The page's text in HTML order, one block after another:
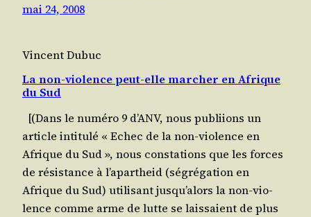
mai 24, 2008
Vincent Dubuc
La non-violence peut-elle marcher en Afrique
du Sud
[(Dans le numé­ro 9 d’ANV, nous publiions un
article inti­tu­lé « Echec de la non-vio­lence en
Afrique du Sud », nous consta­tions que les forces
de résis­tance à l’apartheid (ségré­ga­tion en
Afrique du Sud) uti­li­sant jusqu’alors la non-vio­
lence comme arme de lutte se lais­saient de plus